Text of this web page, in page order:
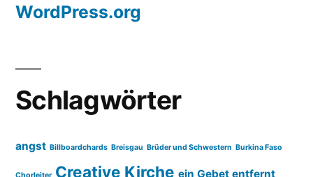
WordPress.org
Schlagwörter
angst Billboardchards Breisgau Brüder und Schwestern Burkina Faso
Creative Kirche ein Gebet entfernt